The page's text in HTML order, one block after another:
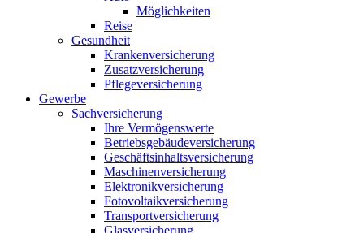
Möglichkeiten
Reise
Gesundheit
Krankenversicherung
Zusatzversicherung
Pflegeversicherung
Gewerbe
Sachversicherung
Ihre Vermögenswerte
Betriebsgebäudeversicherung
Geschäftsinhaltsversicherung
Maschinenversicherung
Elektronikversicherung
Fotovoltaikversicherung
Transportversicherung
Glasversicherung